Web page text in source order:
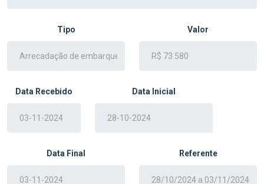
Tipo Valor
Data Recebido Data Inicial
Data Final Referente